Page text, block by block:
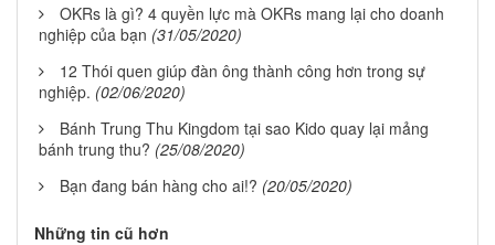
OKRs là gì? 4 quyền lực mà OKRs mang lại cho doanh
nghiệp của bạn (31/05/2020)
12 Thói quen giúp đàn ông thành công hơn trong sự
nghiệp. (02/06/2020)
Bánh Trung Thu Kingdom tại sao Kido quay lại mảng
bánh trung thu? (25/08/2020)
Bạn đang bán hàng cho ai!? (20/05/2020)
Những tin cũ hơn